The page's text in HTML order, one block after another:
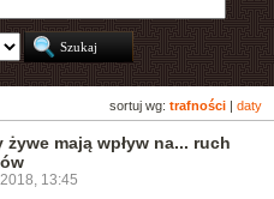
sortuj wg: trafności daty
żywe mają wpływ na... ruch
13:45